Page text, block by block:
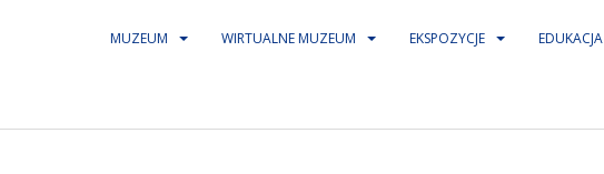
MUZEUM WIRTUALNE MUZEUM EKSPOZYCJE EDUKACJA